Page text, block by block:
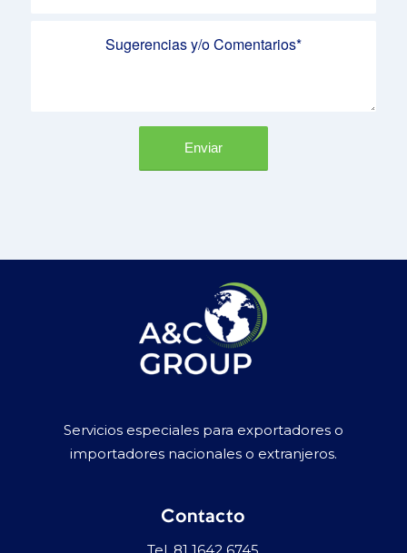
Servicios especiales para exportadores o
importadores nacionales o extranjeros.
Contacto